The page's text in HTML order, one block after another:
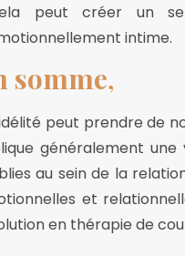
peut créer un
intime.
somme,
peut prendre de
généralement une
au sein de la
et
en thérapie de